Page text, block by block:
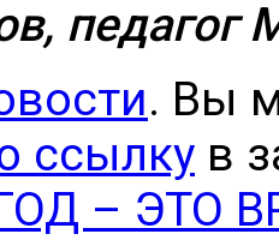
. Вы
ссылку в
– ЭТО